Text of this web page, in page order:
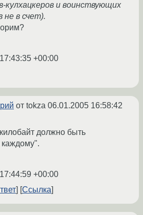
кулхацкеров и воинствующих
не в счет).
+00:00
от tokza 06.01.2005 16:58:42
должно быть
каждому".
+00:00
Ссылка